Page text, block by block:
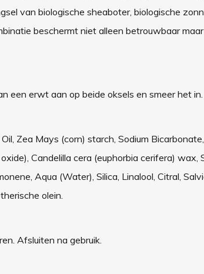
van biologische sheaboter, biologische
beschermt niet alleen betrouwbaar
een erwt aan op beide oksels en smeer het in.
Zea Mays (corn) starch, Sodium
Candelilla cera (euphorbia cerifera) wax,
Aqua (Water), Silica, Linalool, Citral,
olein.
Afsluiten na gebruik.